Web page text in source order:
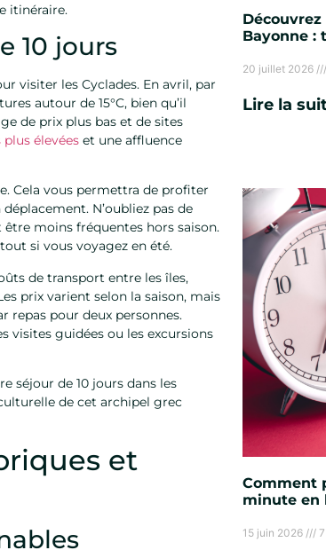
itinéraire.
10 jours
visiter les Cyclades. En avril, par
autour de 15°C, bien qu’il
de prix plus bas et de sites
élevées et une affluence
Cela vous permettra de profiter
N’oubliez pas de
être moins fréquentes hors saison.
si vous voyagez en été.
de transport entre les îles,
prix varient selon la saison, mais
repas pour deux personnes.
visites guidées ou les excursions
séjour de 10 jours dans les
de cet archipel grec
et
Bayonne :
20 juillet 2026
Lire la
Comment
minute en
15 juin 2026